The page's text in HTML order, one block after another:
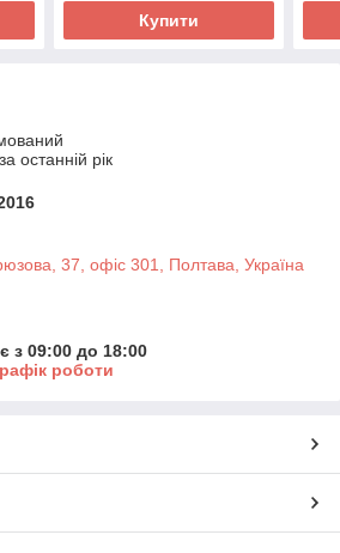
Купити
останній рік
37, офіс 301, Полтава, Україна
з 09:00 до 18:00
роботи